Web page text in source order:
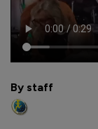
By staff